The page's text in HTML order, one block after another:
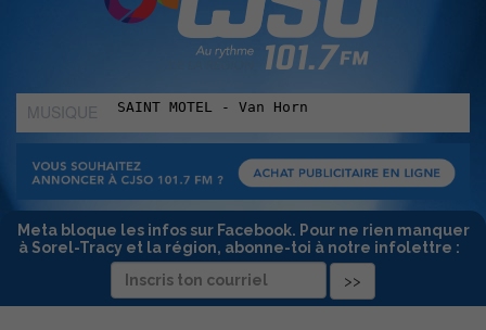
MUSIQUE
:
Meta bloque les infos sur Facebook. Pour ne rien manquer
à Sorel-Tracy et la région, abonne-toi à notre infolettre :